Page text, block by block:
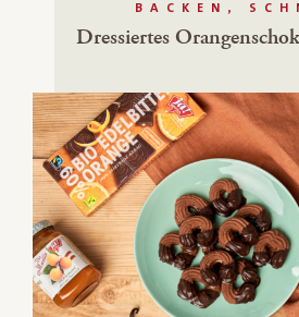
BACKEN,
Dressiertes